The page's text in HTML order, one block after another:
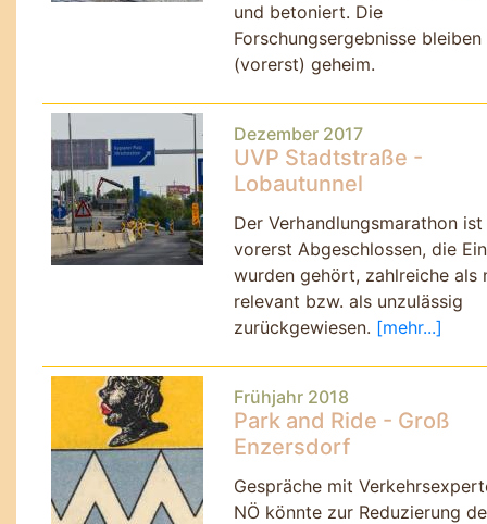
und betoniert. Die
Forschungsergebnisse bleiben
(vorerst) geheim.
Dezember 2017
UVP Stadtstraße -
Lobautunnel
Der Verhandlungsmarathon ist
vorerst Abgeschlossen, die
wurden gehört, zahlreiche als
relevant bzw. als unzulässig
zurückgewiesen. [mehr...]
Frühjahr 2018
Park and Ride - Groß
Enzersdorf
Gespräche mit
NÖ könnte zur Reduzierung